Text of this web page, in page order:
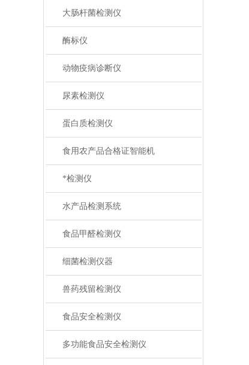
大肠杆菌检测仪
酶标仪
动物疫病诊断仪
尿素检测仪
蛋白质检测仪
食用农产品合格证智能机
*检测仪
水产品检测系统
食品甲醛检测仪
细菌检测仪器
兽药残留检测仪
食品安全检测仪
多功能食品安全检测仪